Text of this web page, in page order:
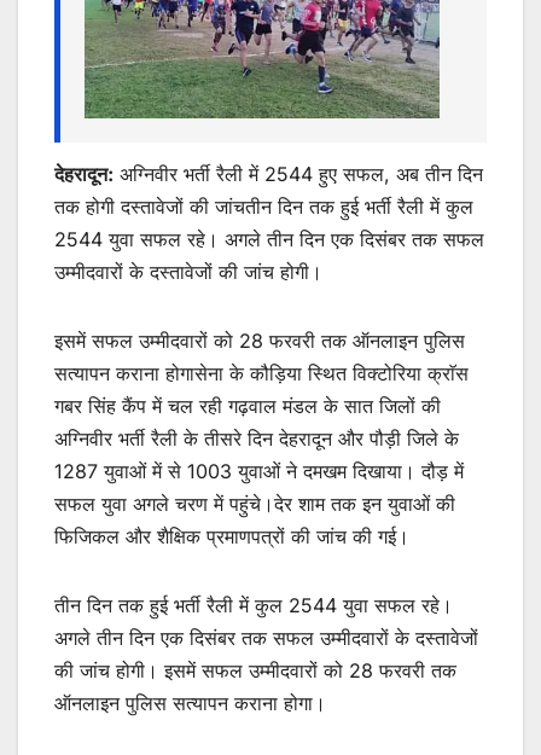
देहरादून: अग्निवीर भर्ती रैली में 2544 हुए सफल, अब तीन दिन
तक होगी दस्तावेजों की जांचतीन दिन तक हुई भर्ती रैली में कुल
2544 युवा सफल रहे। अगले तीन दिन एक दिसंबर तक सफल
उम्मीदवारों के दस्तावेजों की जांच होगी।
इसमें सफल उम्मीदवारों को 28 फरवरी तक ऑनलाइन पुलिस
सत्यापन कराना होगासेना के कौड़िया स्थित विक्टोरिया क्राॅस
गबर सिंह कैंप में चल रही गढ़वाल मंडल के सात जिलों की
अग्निवीर भर्ती रैली के तीसरे दिन देहरादून और पौड़ी जिले के
1287 युवाओं में से 1003 युवाओं ने दमखम दिखाया। दौड़ में
सफल युवा अगले चरण में पहुंचे।देर शाम तक इन युवाओं की
फिजिकल और शैक्षिक प्रमाणपत्रों की जांच की गई।
तीन दिन तक हुई भर्ती रैली में कुल 2544 युवा सफल रहे।
अगले तीन दिन एक दिसंबर तक सफल उम्मीदवारों के दस्तावेजों
की जांच होगी। इसमें सफल उम्मीदवारों को 28 फरवरी तक
ऑनलाइन पुलिस सत्यापन कराना होगा।